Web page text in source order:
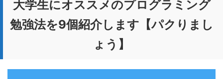
大学生にオススメのプログラミング
勉強法を9個紹介します【パクりまし
ょう】